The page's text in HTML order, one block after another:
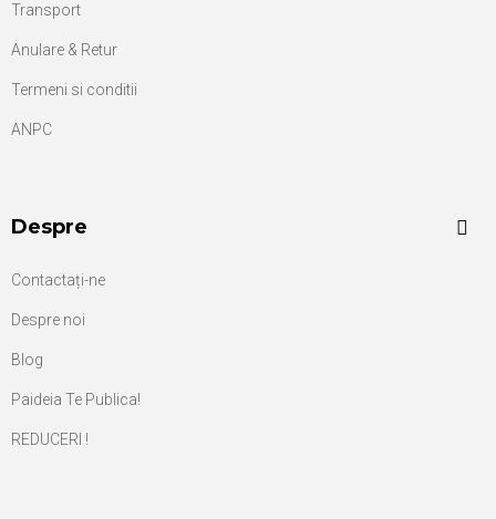
Transport
Anulare & Retur
Termeni si conditii
ANPC
Despre
Contactați-ne
Despre noi
Blog
Paideia Te Publica!
REDUCERI !